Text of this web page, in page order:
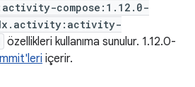
compose:1.12.0-
özellikleri kullanıma sunulur. 1.12.0-
içerir.